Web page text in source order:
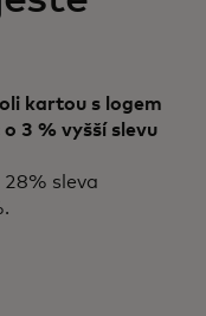
kartou s logem
3 % vyšší slevu
sleva